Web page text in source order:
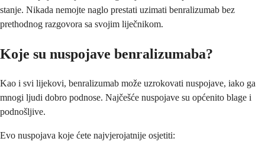
stanje. Nikada nemojte naglo prestati uzimati benralizumab bez
prethodnog razgovora sa svojim liječnikom.
Koje su nuspojave benralizumaba?
Kao i svi lijekovi, benralizumab može uzrokovati nuspojave, iako ga
mnogi ljudi dobro podnose. Najčešće nuspojave su općenito blage i
podnošljive.
Evo nuspojava koje ćete najvjerojatnije osjetiti: